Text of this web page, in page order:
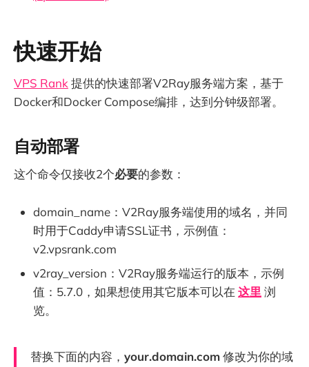
快速开始
VPS Rank 提供的快速部署V2Ray服务端方案，基于
Docker和Docker Compose编排，达到分钟级部署。
自动部署
这个命令仅接收2个必要的参数：
domain_name：V2Ray服务端使用的域名，并同
时用于Caddy申请SSL证书，示例值：
v2.vpsrank.com
v2ray_version：V2Ray服务端运行的版本，示例
值：5.7.0，如果想使用其它版本可以在 这里 浏
览。
替换下面的内容， your.domain.com修改为你的域